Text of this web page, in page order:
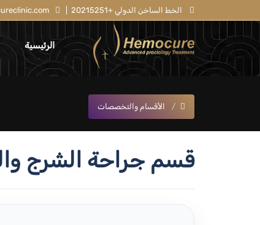
الرئيسية
الأقسام والتخصصات
قسم جراحة الشرج